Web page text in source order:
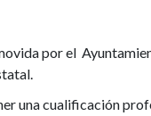
por el
una cualificación